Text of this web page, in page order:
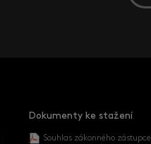
Dokumenty ke stažení
Souhlas zákonného zástupce